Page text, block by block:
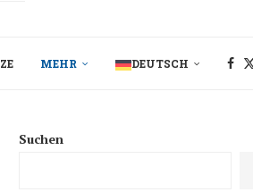
MEHR DEUTSCH
Suchen